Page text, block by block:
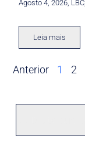
Agosto 4, 2026 LBC
Leia mais
Anterior 1 2